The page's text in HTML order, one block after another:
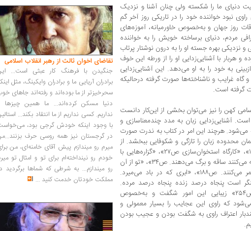
دنیای ما را شکسته ولی چنان آشنا و نزدیک
نبود خواننده خود را در تاریکی روز آخر گم
روز جهان و به‌خصوص خاورمیانه، آموزه‌های
مردم، دنیای برساخته خویش را به خواننده
نزدیکی بهره جسته او را به درون نوشتار پرتاب
و هربار با آشنایی‌زدایی او را از ورطه این خوف
به خود را به او می‌دهد. این آشنایی‌زدایی
غرایب و ناشناخته‌ها صورت گرفته درحالیکه
گرفته است.
کهن را نیز می‌توان بخشی از این‌کار دانست
آشنایی‌زدایی زبان به مدد چندمعناسازی و
می‌شود. هرچند این امر در کتاب به ندرت صورت
محدوده زبان را تازگی و شکوفایی ببخشد. از
جمله: «آسمان نیزار سایه‌ها. ص ۱۳»، «کارگاه استخوان‌سازی ص۲۷»، «گزاره‌هایی با
معانی مرکب که مثل مشکلات ریشه می‌کنند ساقه و برگ می‌دهند. ص۳۴»، «تو از آن
آدم‌هایی که مثل قند نود سال عمر می‌کنند. ص۱۸۸»، «ابری که در باد می‌میرد.
است پنجاه درصد زنده پنجاه درصد مرده.
پارادوکس نظام هستی است. ص۲۵۴» زیبایی این امور شگفت و به‌خصوص
که راوی این عجایب را بسیار معمولی و
اعتراف راوی به شگفت بودن و عجیب بودن
تقاضای اخوان ثالث از رهبر انقلاب اسلامی
جنگیدن با فرهنگ کار عبثی است...
برادران آریایی ما و برادران وایکینگ، مثل
سحرخیزتر از ما بوده‌اند و رفته‌اند جاهای
دنیا مسکن کرده‌اند... ما همین چیزها
نداریم. کسی نداریم از ما انتقاد بکند...
با وجود اینکه خودش گرجی بود،
در گرجستان نیز همه روسی حرف
میرم رو میندازم پیش آقای خامنه‌ای، من
خودم رو نینداخته‌ام برای تو و امثال تو
رو میندازم... به شرطی که شماها برگردید
مملکت خودتان خدمت کنید ...